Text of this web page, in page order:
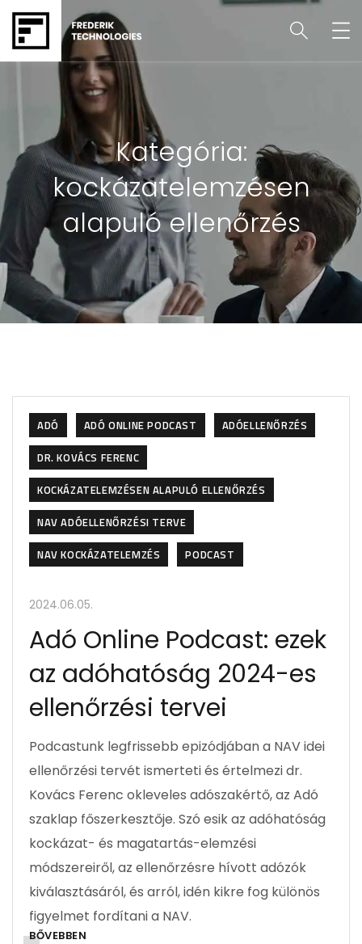
Kategória:
kockázatelemzésen
alapuló ellenőrzés
ADÓ ADÓ ONLINE PODCAST
ADÓELLENŐRZÉS
DR. KOVÁCS FERENC
KOCKÁZATELEMZÉSEN ALAPULÓ ELLENŐRZÉS
NAV ADÓELLENŐRZÉSI TERVE
NAV KOCKÁZATELEMZÉS
PODCAST
2024.06.05.
Adó Online Podcast: ezek
az adóhatóság 2024-es
ellenőrzési tervei
Podcastunk legfrissebb epizódjában a NAV idei
ellenőrzési tervét ismerteti és értelmezi dr.
Kovács Ferenc okleveles adószakértő, az Adó
szaklap főszerkesztője. Szó esik az adóhatóság
kockázat- és magatartás-elemzési
módszereiről, az ellenőrzésre hívott adózók
kiválasztásáról, és arról, idén kikre fog különös
figyelmet fordítani a NAV.
BŐVEBBEN